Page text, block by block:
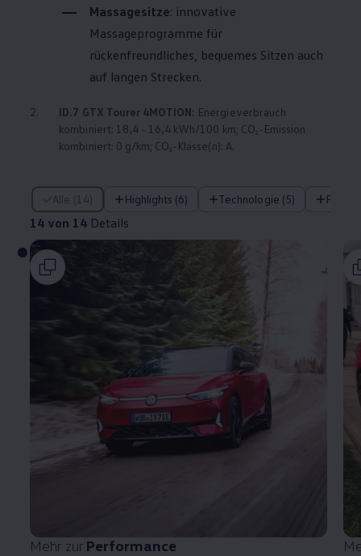
Massagesitze: innovative
Massageprogramme für
rückenfreundliches, bequemes Sitzen auch
auf langen Strecken.
2. ID.7 GTX Tourer 4MOTION: Energieverbrauch
kombiniert: 18,4 - 16,4 kWh/100 km; CO₂-Emission
kombiniert: 0 g/km; CO₂-Klasse(n): A.
Alle (14) Highlights (6) Technologie (5)
14 von 14 Details
14 von 14 Details
Mehr zur Performance